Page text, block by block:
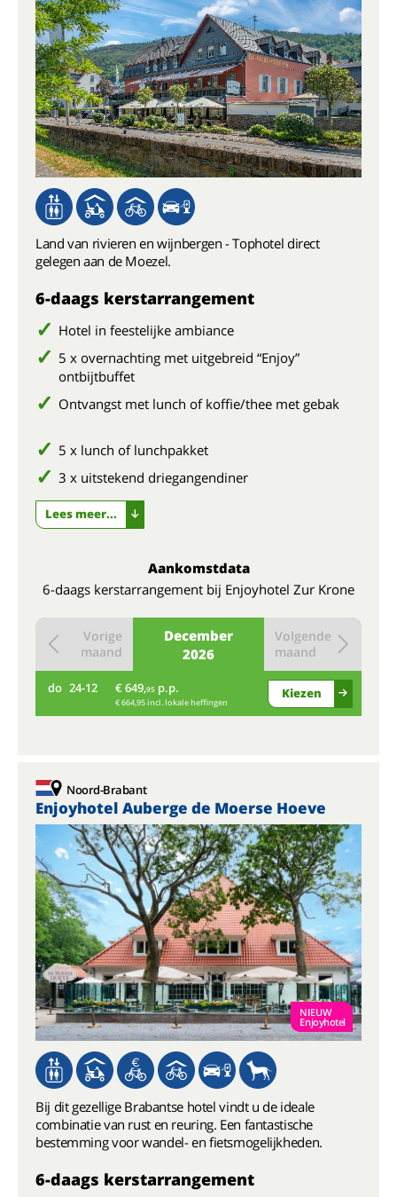
Land van rivieren en wijnbergen - Tophotel direct
gelegen aan de Moezel.
6-daags kerstarrangement
Hotel in feestelijke ambiance
5 x overnachting met uitgebreid “Enjoy”
ontbijtbuffet
Ontvangst met lunch of koffie/thee met gebak
5 x lunch of lunchpakket
3 x uitstekend driegangendiner
Lees meer...
Aankomstdata
6-daags kerstarrangement bij Enjoyhotel Zur Krone
December
2026
Vorige
maand
Volgende
maand
do 24-12 € 649,95 p.p.
€ 664,95 incl. lokale heffingen
Kiezen
Noord-Brabant
Enjoyhotel Auberge de Moerse Hoeve
NIEUW
Enjoyhotel
Bij dit gezellige Brabantse hotel vindt u de ideale
combinatie van rust en reuring. Een fantastische
bestemming voor wandel- en fietsmogelijkheden.
6-daags kerstarrangement